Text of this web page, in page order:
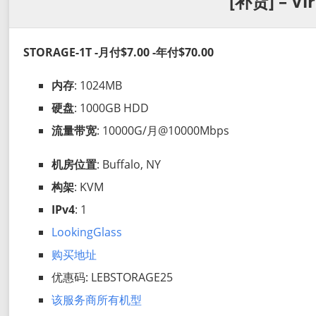
STORAGE-1T -月付$7.00 -年付$70.00
内存: 1024MB
硬盘: 1000GB HDD
流量带宽: 10000G/月@10000Mbps
机房位置: Buffalo, NY
构架: KVM
IPv4: 1
LookingGlass
购买地址
优惠码: LEBSTORAGE25
该服务商所有机型